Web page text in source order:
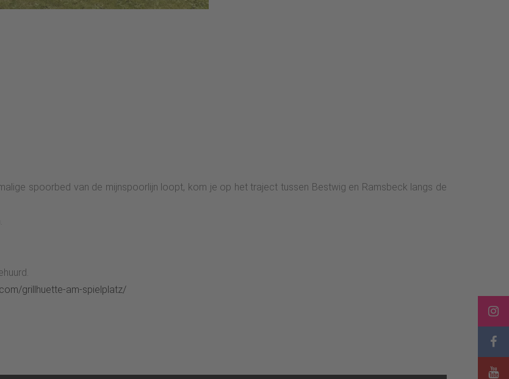
spoorbed van de mijnspoorlijn loopt, kom je op het traject tussen Bestwig en Ramsbeck langs de
grillhuette-am-spielplatz/